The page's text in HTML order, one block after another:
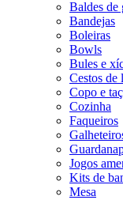
Baldes de
Bandejas
Boleiras
Bowls
Bules e
Cestos de
Copo e
Cozinha
Faqueiros
Jogos
Kits de
Mesa